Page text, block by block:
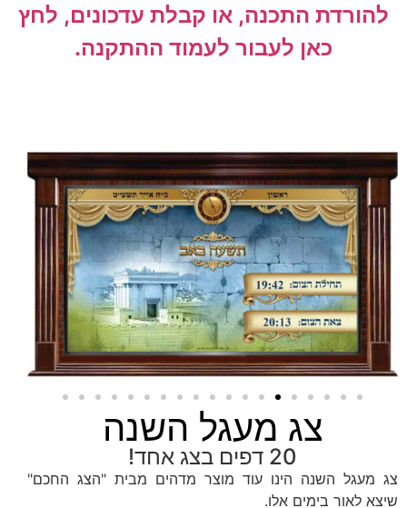
להורדת התכנה, או קבלת עדכונים, לחץ
כאן לעבור לעמוד ההתקנה.
צג מעגל השנה
20 דפים בצג אחד!
צג מעגל השנה הינו עוד מוצר מדהים מבית "הצג החכם"
שיצא לאור בימים אלו.